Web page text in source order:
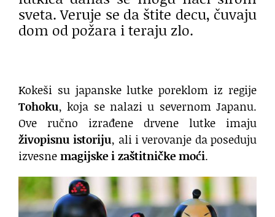
sveta. Veruje se da štite decu, čuvaju
dom od požara i teraju zlo.
Kokeši su japanske lutke poreklom iz regije
Tohoku, koja se nalazi u severnom Japanu.
Ove ručno izrađene drvene lutke imaju
živopisnu istoriju, ali i verovanje da poseduju
izvesnemagijske i zaštitničke moći.